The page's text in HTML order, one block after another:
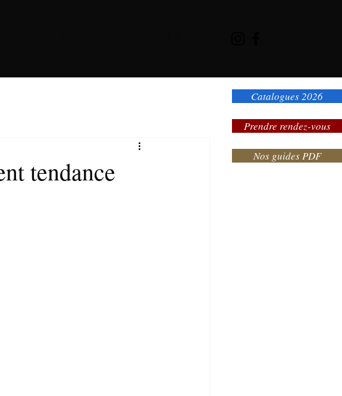
Nos guides PDF
Catalogues 2026
Prendre rendez-vous
tendance